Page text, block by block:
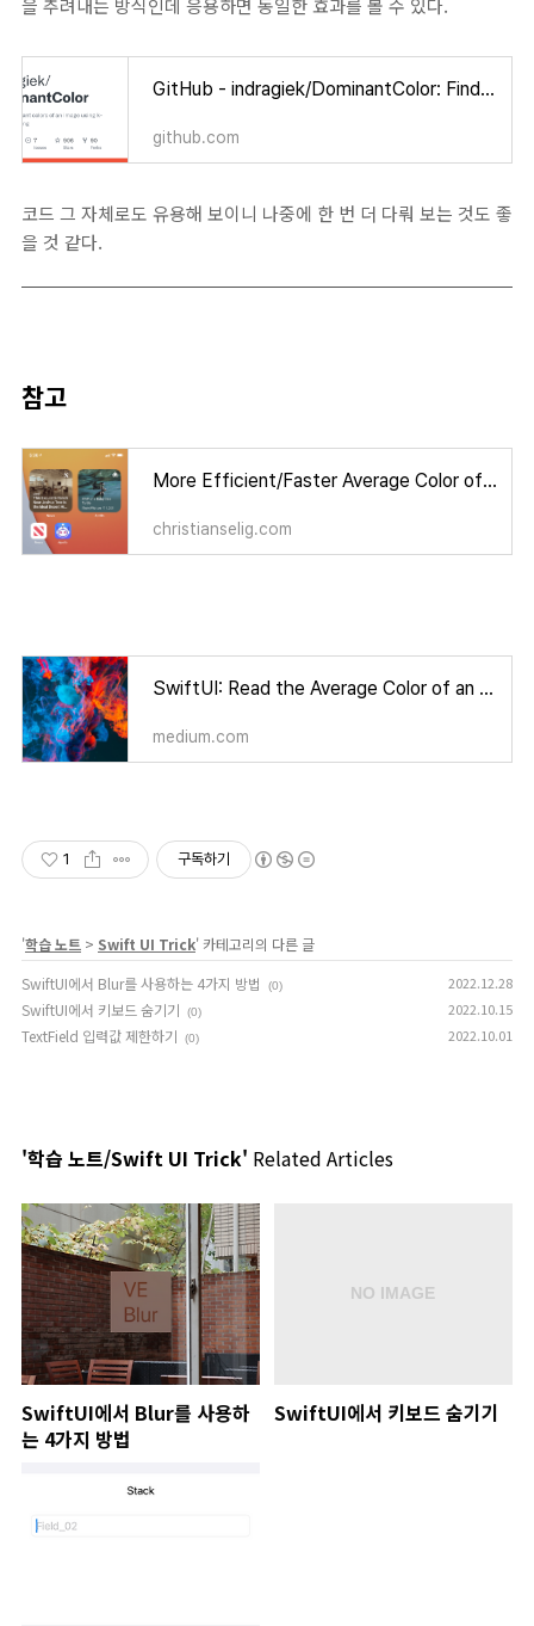
을 추려내는 방식인데 응용하면 동일한 효과를 볼 수 있다.
GitHub - indragiek/DominantColor: Finding dominant colors of an image using k-means clustering
github.com
코드 그 자체로도 유용해 보이니 나중에 한 번 더 다뤄 보는 것도 좋
을 것 같다.
참고
More Efficient/Faster Average Color of Image
christianselig.com
SwiftUI: Read the Average Color of an Image.
medium.com
1 구독하기
'학습 노트 > Swift UI Trick' 카테고리의 다른 글
SwiftUI에서 Blur를 사용하는 4가지 방법
(0) 2022.12.28
SwiftUI에서 키보드 숨기기 (0) 2022.10.15
TextField 입력값 제한하기 (0) 2022.10.01
'학습 노트/Swift UI Trick' Related Articles
SwiftUI에서 Blur를 사용하
는 4가지 방법
SwiftUI에서 키보드 숨기기